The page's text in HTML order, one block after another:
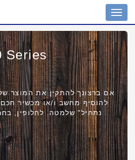
Series
אם ברצונך להתקין את המוצר
להוסיף מחשב ו/או מכשיר
נתחיל" שלמטה. לחלופין,